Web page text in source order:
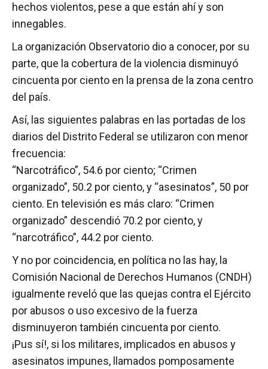
hechos violentos, pese a que están ahí y son
innegables.
La organización Observatorio dio a conocer, por su
parte, que la cobertura de la violencia disminuyó
cincuenta por ciento en la prensa de la zona centro
del país.
Así, las siguientes palabras en las portadas de los
diarios del Distrito Federal se utilizaron con menor
frecuencia:
“Narcotráfico”, 54.6 por ciento; “Crimen
organizado”, 50.2 por ciento, y “asesinatos”, 50 por
ciento. En televisión es más claro: “Crimen
organizado” descendió 70.2 por ciento, y
“narcotráfico”, 44.2 por ciento.
Y no por coincidencia, en política no las hay, la
Comisión Nacional de Derechos Humanos (CNDH)
igualmente reveló que las quejas contra el Ejército
por abusos o uso excesivo de la fuerza
disminuyeron también cincuenta por ciento.
¡Pus sí!, si los militares, implicados en abusos y
asesinatos impunes, llamados pomposamente